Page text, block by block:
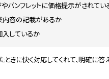
パンフレットに価格提示がされてい
内容の記載があるか
しているか
ときに快く対応してくれて、明確に